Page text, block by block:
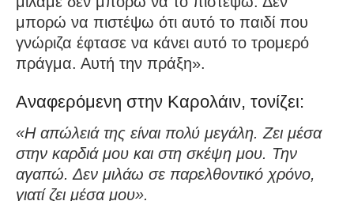
μπορώ να πιστέψω ότι αυτό το παιδί που
γνώριζα έφτασε να κάνει αυτό το τρομερό
πράγμα. Αυτή την πράξη».
Αναφερόμενη στην Καρολάιν, τονίζει:
«Η απώλειά της είναι πολύ μεγάλη. Ζει μέσα
στην καρδιά μου και στη σκέψη μου. Την
αγαπώ. Δεν μιλάω σε παρελθοντικό χρόνο,
γιατί ζει μέσα μου».